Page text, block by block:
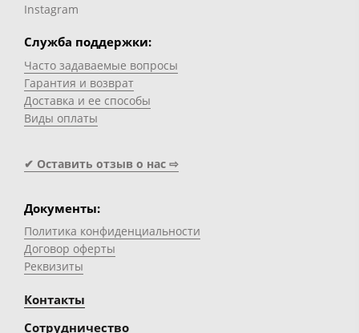
Instagram
Служба поддержки:
Часто задаваемые вопросы
Гарантия и возврат
Доставка и ее способы
Виды оплаты
✔ Оставить отзыв о нас ⇨
Документы:
Политика конфиденциальности
Договор оферты
Реквизиты
Контакты
Сотрудничество